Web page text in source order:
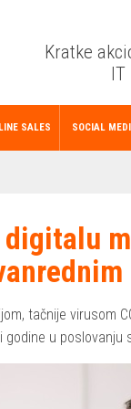
Kratke
IT
SALES SOCIAL
tačnije virusom
u poslovanju